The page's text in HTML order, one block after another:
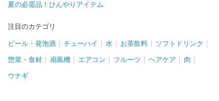
夏の必需品！ひんやりアイテム
注目のカテゴリ
ビール・発泡酒 チューハイ 水 お茶飲料 ソフトドリンク
惣菜・食材 扇風機 エアコン フルーツ ヘアケア 肉
ウナギ